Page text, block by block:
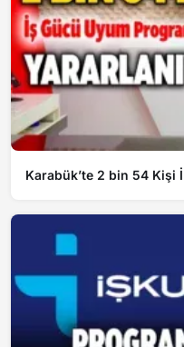
Karabük’te 2 bin 54 Kişi